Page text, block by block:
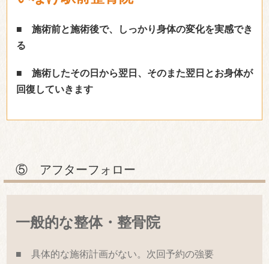
■ 施術前と施術後で、しっかり身体の変化を実感でき
る
■ 施術したその日から翌日、そのまた翌日とお身体が
回復していきます
⑤ アフターフォロー
一般的な整体・整骨院
■ 具体的な施術計画がない。次回予約の強要